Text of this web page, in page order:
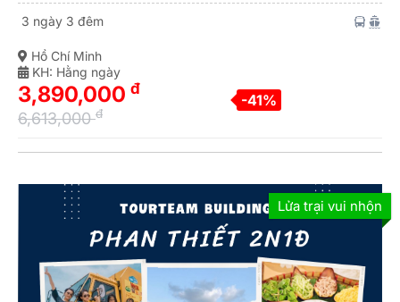
3 ngày 3 đêm
Hồ Chí Minh
KH: Hằng ngày
3,890,000 đ
6,613,000đ
-41%
Lửa trại vui nhộn